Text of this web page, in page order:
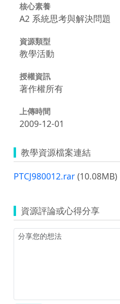
核心素養
A2 系統思考與解決問題
資源類型
教學活動
授權資訊
著作權所有
上傳時間
2009-12-01
教學資源檔案連結
PTCJ980012.rar (10.08MB)
資源評論或心得分享